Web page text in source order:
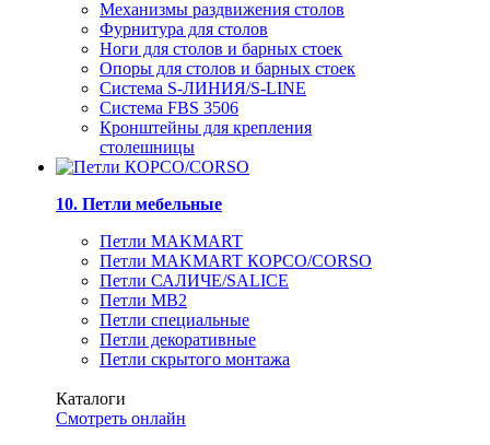
Механизмы раздвижения столов
Фурнитура для столов
Ноги для столов и барных стоек
Опоры для столов и барных стоек
Система S-ЛИНИЯ/S-LINE
Система FBS 3506
Кронштейны для крепления
столешницы
10. Петли мебельные
Петли MAKMART
Петли MAKMART КОРСО/CORSO
Петли САЛИЧЕ/SALICE
Петли MB2
Петли специальные
Петли декоративные
Петли скрытого монтажа
Каталоги
Смотреть онлайн